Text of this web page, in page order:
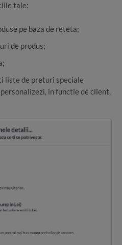
tale:
pe baza de reteta;
de produs;
liste de preturi speciale
in functie de client,